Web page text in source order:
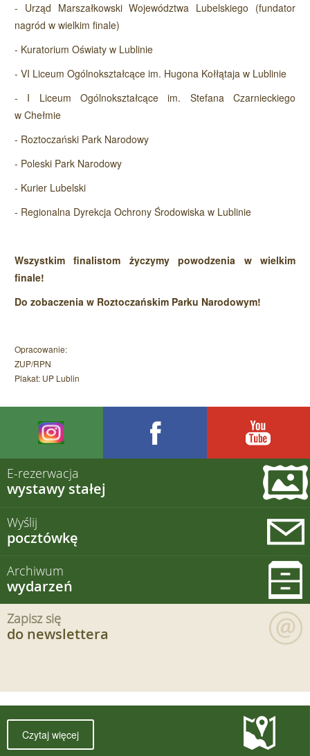
- Urząd Marszałkowski Województwa Lubelskiego (fundator
nagród w wielkim finale)
- Kuratorium Oświaty w Lublinie
- VI Liceum Ogólnokształcące im. Hugona Kołłątaja w Lublinie
- I Liceum Ogólnokształcące im. Stefana Czarnieckiego
w Chełmie
- Roztoczański Park Narodowy
- Poleski Park Narodowy
- Kurier Lubelski
- Regionalna Dyrekcja Ochrony Środowiska w Lublinie
Wszystkim finalistom życzymy powodzenia w wielkim
finale!
Do zobaczenia w Roztoczańskim Parku Narodowym!
Opracowanie:
ZUP/RPN
Plakat: UP Lublin
E-rezerwacja
wystawy stałej
Wyślij
pocztówkę
Archiwum
wydarzeń
Zapisz się
do newslettera
Czytaj więcej